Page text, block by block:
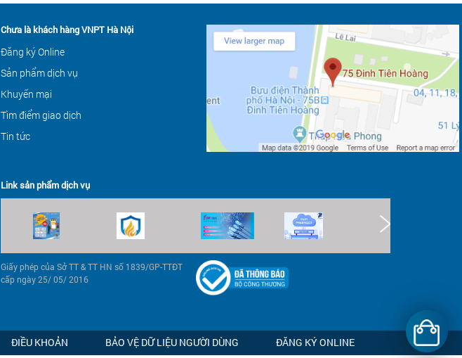
Chưa là khách hàng VNPT Hà Nội
Đăng ký Online
Sản phẩm dịch vụ
Khuyến mại
Tìm điểm giao dịch
Tin tức
Link sản phẩm dịch vụ
Giấy phép của Sở TT & TT HN số 1839/GP-TTĐT
cấp ngày 25/ 05/ 2016
ĐIỀU KHOẢN BẢO VỆ DỮ LIỆU NGƯỜI DÙNG ĐĂNG KÝ ONLINE